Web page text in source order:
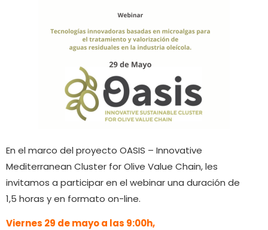
En el marco del proyecto OASIS – Innovative
Mediterranean Cluster for Olive Value Chain, les
invitamos a participar en el webinar una duración de
1,5 horas y en formato on-line.
Viernes 29 de mayo a las 9:00h,